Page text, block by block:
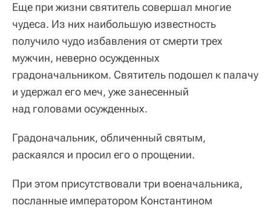
Еще при жизни святитель совершал многие
чудеса. Из них наибольшую известность
получило чудо избавления от смерти трех
мужчин, неверно осужденных
градоначальником. Святитель подошел к палачу
и удержал его меч, уже занесенный
над головами осужденных.
Градоначальник, обличенный святым,
раскаялся и просил его о прощении.
При этом присутствовали три военачальника,
посланные императором Константином